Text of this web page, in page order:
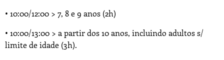
• 10:00/12:00 > 7, 8 e 9 anos (2h)
• 10:00/13:00 > a partir dos 10 anos, incluindo adultos s/
limite de idade (3h).